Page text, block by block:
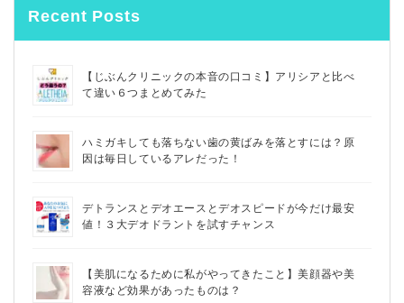
Recent Posts
【じぶんクリニックの本音の口コミ】アリシアと比べ
て違い６つまとめてみた
ハミガキしても落ちない歯の黄ばみを落とすには？原
因は毎日しているアレだった！
デトランスとデオエースとデオスピードが今だけ最安
値！３大デオドラントを試すチャンス
【美肌になるために私がやってきたこと】美顔器や美
容液など効果があったものは？